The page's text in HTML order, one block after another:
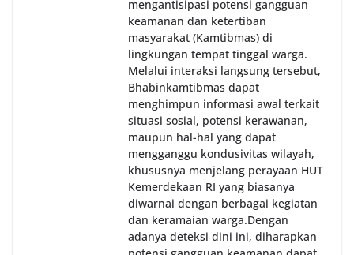
mengantisipasi potensi gangguan
keamanan dan ketertiban
masyarakat (Kamtibmas) di
lingkungan tempat tinggal warga.
Melalui interaksi langsung tersebut,
Bhabinkamtibmas dapat
menghimpun informasi awal terkait
situasi sosial, potensi kerawanan,
maupun hal-hal yang dapat
mengganggu kondusivitas wilayah,
khususnya menjelang perayaan HUT
Kemerdekaan RI yang biasanya
diwarnai dengan berbagai kegiatan
dan keramaian warga.‎‎Dengan
adanya deteksi dini ini, diharapkan